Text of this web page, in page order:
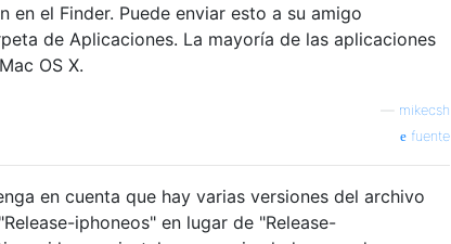
el Finder. Puede enviar esto a su amigo
de Aplicaciones. La mayoría de las aplicaciones
OS X.
mikecsh
fuente
en cuenta que hay varias versiones del archivo
iphoneos" en lugar de "Release-